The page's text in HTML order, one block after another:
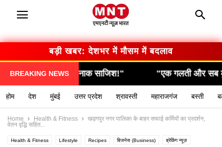
बड़ी खबर: सरकार का बड़ा फैसला
BREAKING NEWS
"एक गलती और सब कुछ खत्म… देखिए कैसे हुआ हादसा!"
होम देश मुंबई उत्तर प्रदेश श्रावस्ती महाराजगंज बस्ती
Home Health & Fitness
खड़गपुर नगर पालिका के बाहर सफाई कर्मियों का प्रदर्शन,
वेतन वृद्धि सहित...
Health & Fitness Lifestyle Recipes बिजनेस (Business) ब्रेकिंग न्यूज़